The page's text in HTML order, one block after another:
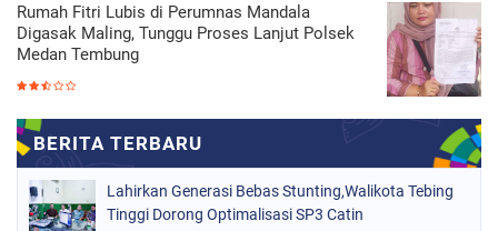
Rumah Fitri Lubis di Perumnas Mandala
Digasak Maling, Tunggu Proses Lanjut Polsek
Medan Tembung
Lahirkan Generasi Bebas Stunting,Walikota Tebing
Tinggi Dorong Optimalisasi SP3 Catin